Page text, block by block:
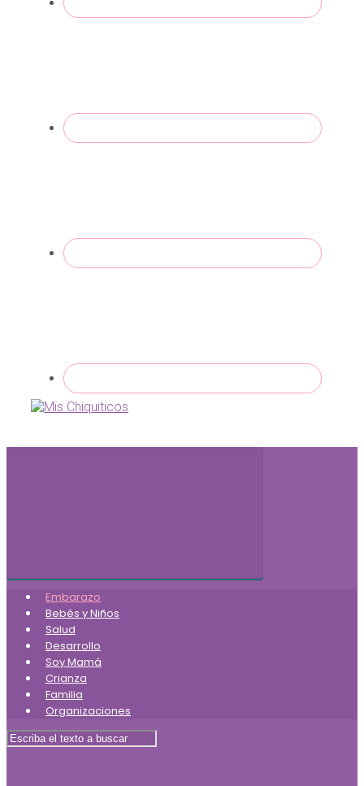
Embarazo
Bebés y Niños
Salud
Desarrollo
Soy Mamá
Crianza
Familia
Organizaciones